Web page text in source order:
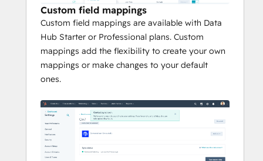
Custom field mappings
Custom field mappings are available with Data
Hub Starter or Professional plans. Custom
mappings add the flexibility to create your own
mappings or make changes to your default
ones.